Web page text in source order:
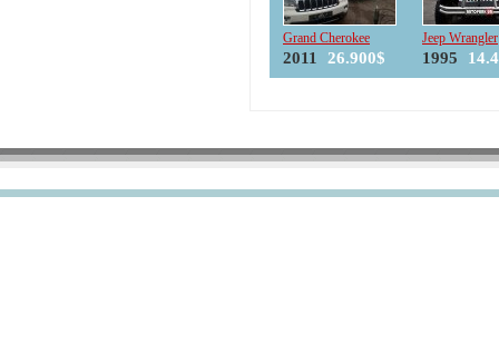
Grand Cherokee
2011 26.900$
Jeep Wrangler
1995